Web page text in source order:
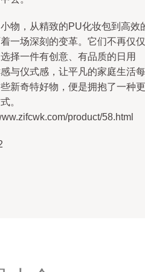
物，从精致的PU化妆包到高效
一场深刻的变革。它们不再仅仅
择一件有创意、有品质的日用
与仪式感，让平凡的家庭生活每
新奇特好物，便是拥抱了一种更
。
product/58.html